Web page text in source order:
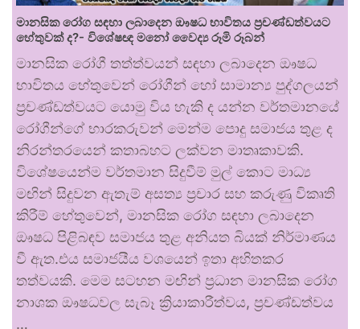
මානසික රෝග සඳහා ලබාදෙන ඖෂධ භාවිතය ප්‍රචණ්ඩත්වයට
හේතුවක් ද?- විශේෂඥ මනෝ වෛද්‍ය රූමි රූබන්
මානසික රෝගී තත්ත්වයන් සඳහා ලබාදෙන ඖෂධ
භාවිතය හේතුවෙන් රෝගීන් හෝ සාමාන්‍ය පුද්ගලයන්
ප්‍රචණ්ඩත්වයට යොමු විය හැකි ද යන්න වර්තමානයේ
රෝගීන්ගේ භාරකරුවන් මෙන්ම පොදු සමාජය තුළ ද
නිරන්තරයෙන් කතාබහට ලක්වන මාතෘකාවකි.
විශේෂයෙන්ම වර්තමාන සිදුවීම් මුල් කොට මාධ්‍ය
මඟින් සිදුවන ඇතැම් අසත්‍ය ප්‍රචාර සහ කරුණු විකෘති
කිරීම් හේතුවෙන්, මානසික රෝග සඳහා ලබාදෙන
ඖෂධ පිළිබඳව සමාජය තුළ අනියත බියක් නිර්මාණය
වී ඇත.එය සමාජයීය වශයෙන් ඉතා අහිතකර
තත්වයකි. මෙම සටහන මඟින් ප්‍රධාන මානසික රෝග
නාශක ඖෂධවල සැබෑ ක්‍රියාකාරීත්වය, ප්‍රචණ්ඩත්වය
…